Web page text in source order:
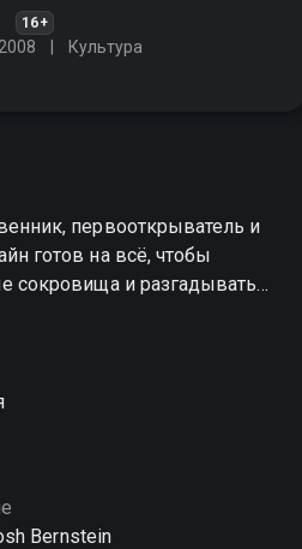
16+
2008 Культура
первооткрыватель и
готов на всё, чтобы
сокровища и разгадывать
и загадки. Для него не
Bernstein